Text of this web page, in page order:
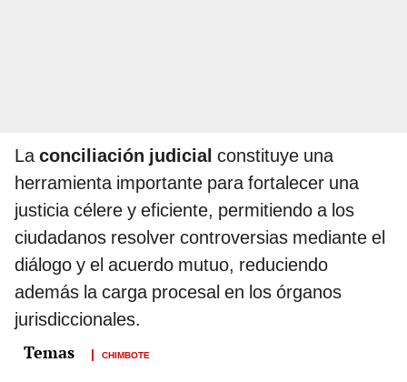
Laconciliación judicial constituye una
herramienta importante para fortalecer una
justicia célere y eficiente, permitiendo a los
ciudadanos resolver controversias mediante el
diálogo y el acuerdo mutuo, reduciendo
además la carga procesal en los órganos
jurisdiccionales.
CHIMBOTE